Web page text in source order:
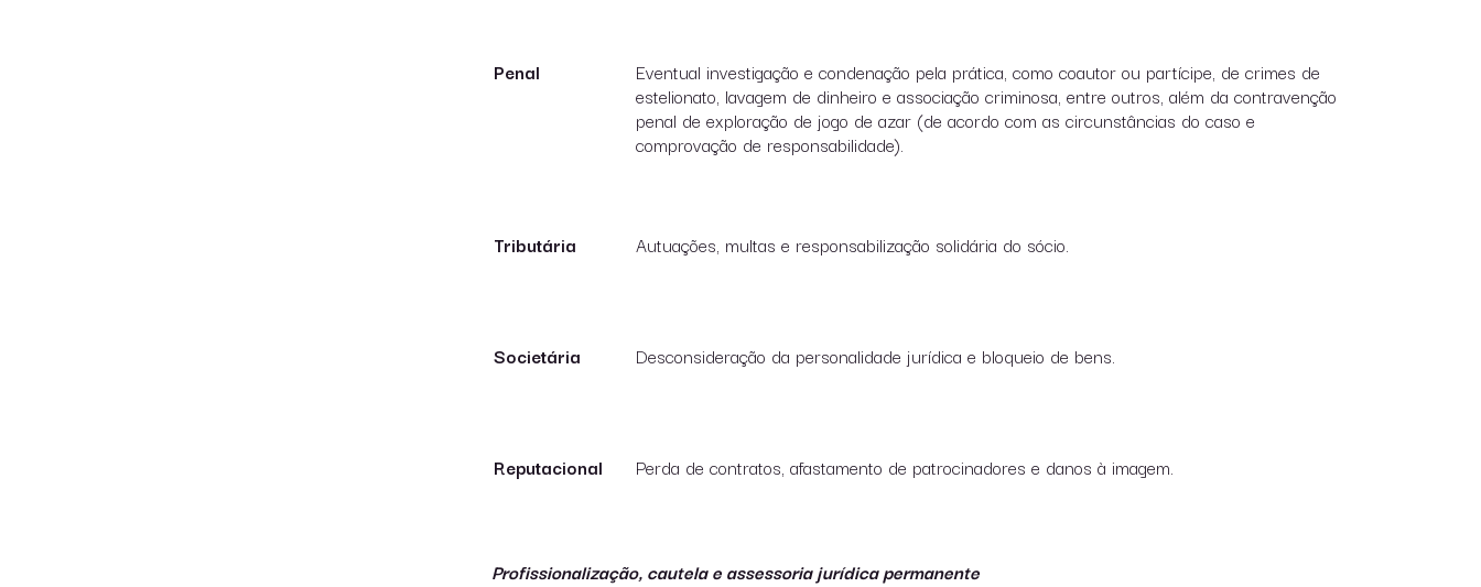
Penal
Eventual investigação e condenação pela prática, como coautor ou partícipe, de crimes de
estelionato, lavagem de dinheiro e associação criminosa, entre outros, além da contravenção
penal de exploração de jogo de azar (de acordo com as circunstâncias do caso e
comprovação de responsabilidade).
Tributária Autuações, multas e responsabilização solidária do sócio.
Societária Desconsideração da personalidade jurídica e bloqueio de bens.
Reputacional Perda de contratos, afastamento de patrocinadores e danos à imagem.
Profissionalização, cautela e assessoria jurídica permanente